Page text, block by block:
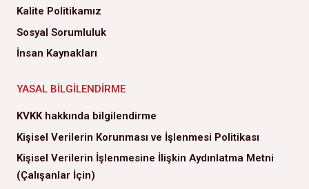
Kalite Politikamız
Sosyal Sorumluluk
İnsan Kaynakları
YASAL BILGILENDIRME
KVKK hakkında bilgilendirme
Kişisel Verilerin Korunması ve İşlenmesi Politikası
Kişisel Verilerin İşlenmesine İlişkin Aydınlatma Metni
(Çalışanlar İçin)